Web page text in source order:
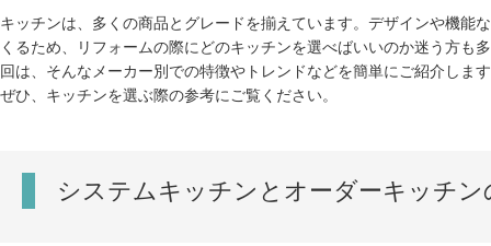
キッチンは、多くの商品とグレードを揃えています。デザインや機能
くるため、リフォームの際にどのキッチンを選べばいいのか迷う方も
回は、そんなメーカー別での特徴やトレンドなどを簡単にご紹介しま
ぜひ、キッチンを選ぶ際の参考にご覧ください。
システムキッチンとオーダーキッチン